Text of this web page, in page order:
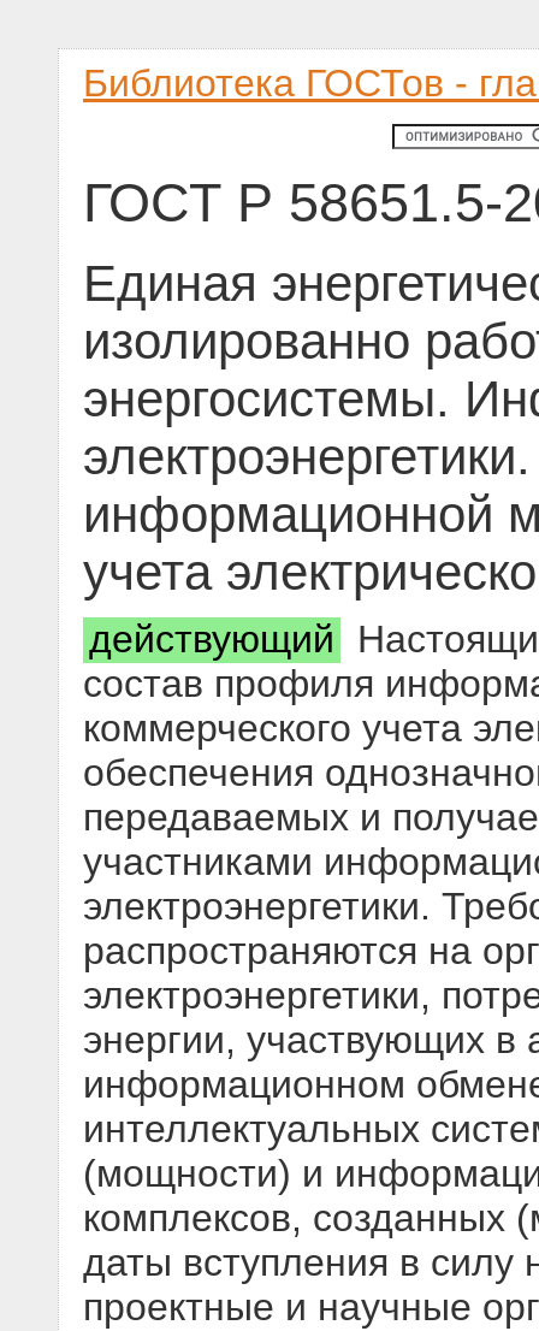
Библиотека ГОСТов -
ГОСТ Р 58651.5-
Единая
изолированно
энергосистемы.
информационной
учета
действующий
состав профиля
коммерческого учета
обеспечения
передаваемых и
участниками
электроэнергетики.
распространяются на
электроэнергетики,
энергии, участвующих в
информационном
интеллектуальных
(мощности) и
комплексов, созданных
даты вступления в силу
проектные и научные